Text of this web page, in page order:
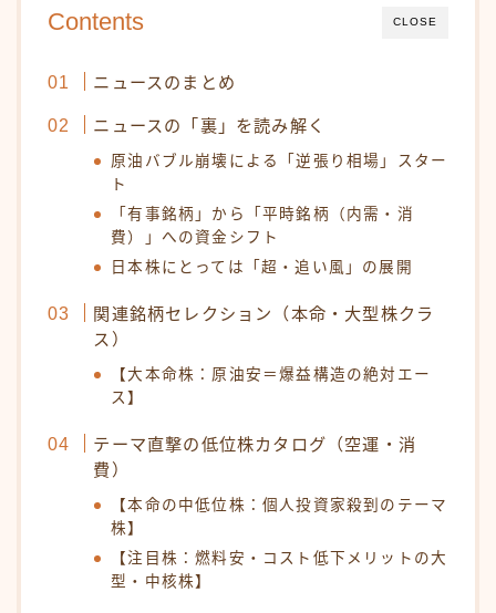
CLOSE
Contents
ニュースのまとめ
ニュースの「裏」を読み解く
原油バブル崩壊による「逆張り相場」スター
ト
「有事銘柄」から「平時銘柄（内需・消
費）」への資金シフト
日本株にとっては「超・追い風」の展開
関連銘柄セレクション（本命・大型株クラ
ス）
【大本命株：原油安＝爆益構造の絶対エー
ス】
テーマ直撃の低位株カタログ（空運・消
費）
【本命の中低位株：個人投資家殺到のテーマ
株】
【注目株：燃料安・コスト低下メリットの大
型・中核株】